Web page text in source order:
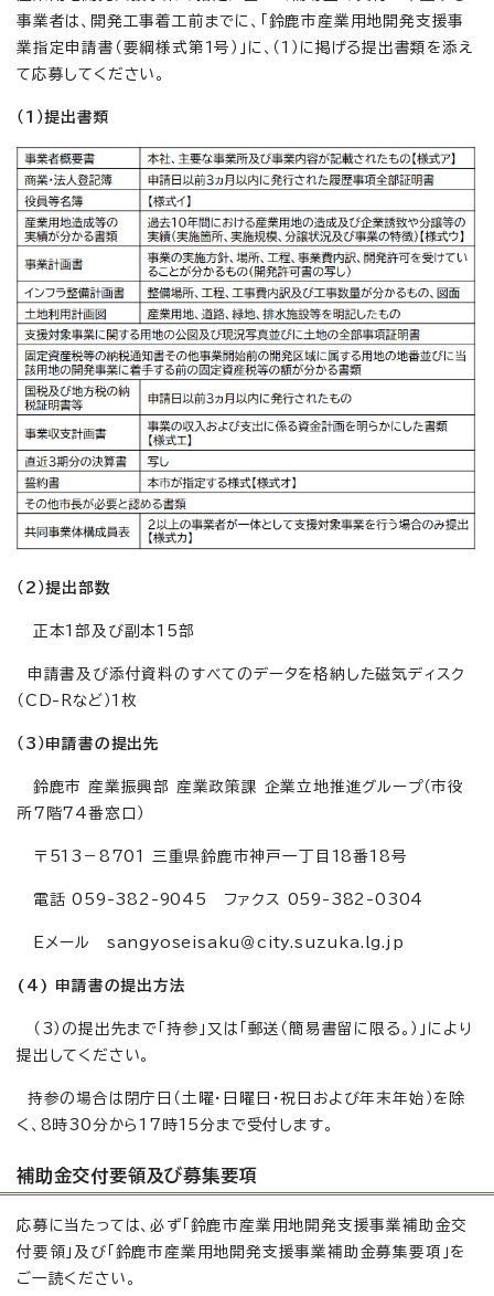
事業者は、開発工事着工前までに、「鈴鹿市産業用地開発支援事
業指定申請書（要綱様式第1号）」に、（1）に掲げる提出書類を添え
て応募してください。
（1）提出書類
（2）提出部数
正本1部及び副本15部
申請書及び添付資料のすべてのデータを格納した磁気ディスク
（CD-Rなど）1枚
（3）申請書の提出先
鈴鹿市 産業振興部 産業政策課 企業立地推進グループ（市役
所7階74番窓口）
〒513－8701 三重県鈴鹿市神戸一丁目18番18号
電話 059-382-9045 ファクス 059-382-0304
Eメール sangyoseisaku＠city.suzuka.lg.jp
(4) 申請書の提出方法
（3）の提出先まで「持参」又は「郵送（簡易書留に限る。）」により
提出してください。
持参の場合は閉庁日（土曜・日曜日・祝日および年末年始）を除
く、8時30分から17時15分まで受付します。
補助金交付要領及び募集要項
応募に当たっては、必ず「鈴鹿市産業用地開発支援事業補助金交
付要領」及び「鈴鹿市産業用地開発支援事業補助金募集要項」を
ご一読ください。